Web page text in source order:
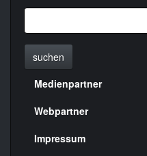
suchen
Menülinks
rechte
Seite
Medienpartner
Webpartner
Impressum